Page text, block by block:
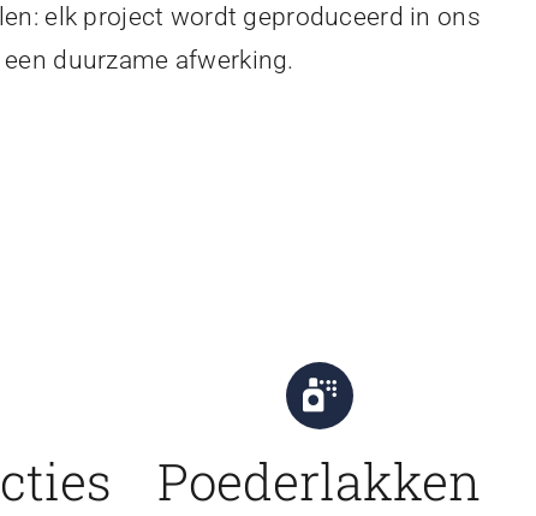
elk project wordt geproduceerd in ons
duurzame afwerking.
Poederlakken